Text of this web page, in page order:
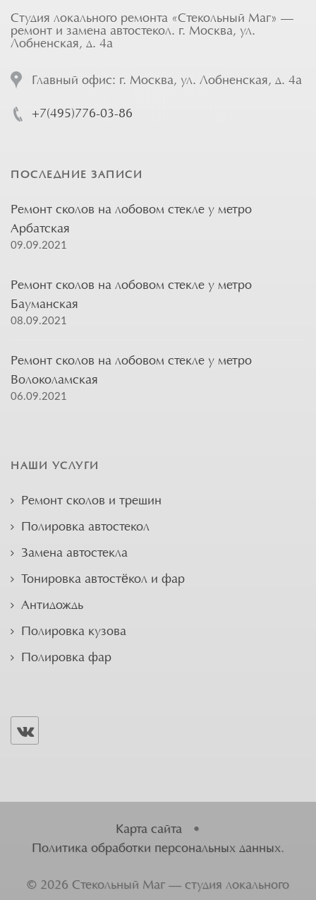
Студия локального ремонта «Стекольный Маг» —
ремонт и замена автостекол. г. Москва, ул.
Лобненская, д. 4а
Главный офис: г. Москва, ул. Лобненская, д. 4а
+7(495)776-03-86
ПОСЛЕДНИЕ ЗАПИСИ
Ремонт сколов на лобовом стекле у метро
Арбатская
09.09.2021
Ремонт сколов на лобовом стекле у метро
Бауманская
08.09.2021
Ремонт сколов на лобовом стекле у метро
Волоколамская
06.09.2021
НАШИ УСЛУГИ
Ремонт сколов и трещин
Полировка автостекол
Замена автостекла
Тонировка автостёкол и фар
Антидождь
Полировка кузова
Полировка фар
Карта сайта
•
Политика обработки персональных данных.
© 2026 Стекольный Маг — студия локального